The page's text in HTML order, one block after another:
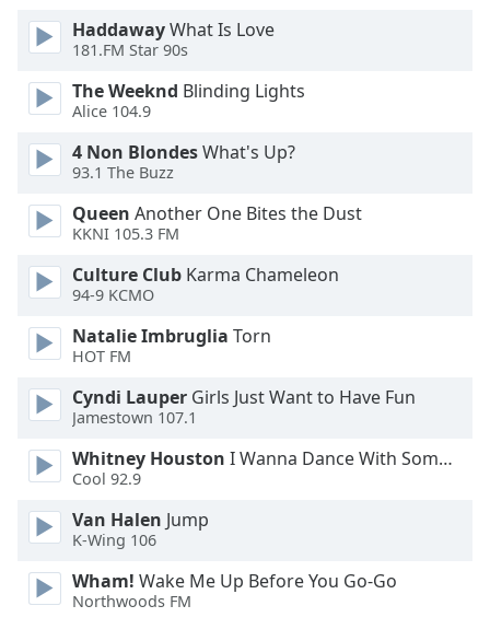
Opacity
Caption
Background
Color
Opacity
Font
Size
Text
Edge
Family
Reset
HaddawayWhat Is Love
181.FM Star 90s
The Weeknd Blinding Lights
Alice 104.9
4 Non BlondesWhat's Up?
93.1 The Buzz
Queen Another One Bites the Dust
KKNI 105.3 FM
Culture Club Karma Chameleon
94-9 KCMO
Natalie Imbruglia Torn
HOT FM
Cyndi Lauper Girls Just Want to Have Fun
Jamestown 107.1
Whitney Houston I Wanna Dance With Somebody
Cool 92.9
Van Halen Jump
K-Wing 106
Wham! Wake Me Up Before You Go-Go
Northwoods FM